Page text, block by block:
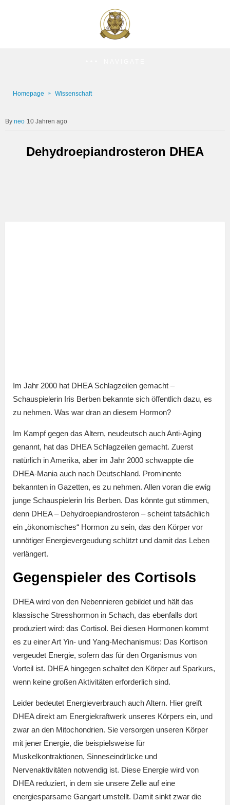
Homepage Wissenschaft
neo 10 Jahren ago
Dehydroepiandrosteron DHEA
Im Jahr 2000 hat DHEA Schlagzeilen gemacht –
Schauspielerin Iris Berben bekannte sich öffentlich dazu, es
zu nehmen. Was war dran an diesem Hormon?
Im Kampf gegen das Altern, neudeutsch auch Anti-Aging
genannt, hat das DHEA Schlagzeilen gemacht. Zuerst
natürlich in Amerika, aber im Jahr 2000 schwappte die
DHEA-Mania auch nach Deutschland. Prominente
bekannten in Gazetten, es zu nehmen. Allen voran die ewig
junge Schauspielerin Iris Berben. Das könnte gut stimmen,
denn DHEA – Dehydroepiandrosteron – scheint tatsächlich
ein „ökonomisches“ Hormon zu sein, das den Körper vor
unnötiger Energievergeudung schützt und damit das Leben
verlängert.
Gegenspieler des Cortisols
DHEA wird von den Nebennieren gebildet und hält das
klassische Stresshormon in Schach, das ebenfalls dort
produziert wird: das Cortisol. Bei diesen Hormonen kommt
es zu einer Art Yin- und Yang-Mechanismus: Das Kortison
vergeudet Energie, sofern das für den Organismus von
Vorteil ist. DHEA hingegen schaltet den Körper auf Sparkurs,
wenn keine großen Aktivitäten erforderlich sind.
Leider bedeutet Energieverbrauch auch Altern. Hier greift
DHEA direkt am Energiekraftwerk unseres Körpers ein, und
zwar an den Mitochondrien. Sie versorgen unseren Körper
mit jener Energie, die beispielsweise für
Muskelkontraktionen, Sinneseindrücke und
Nervenaktivitäten notwendig ist. Diese Energie wird von
DHEA reduziert, in dem sie unsere Zelle auf eine
energiesparsame Gangart umstellt. Damit sinkt zwar die